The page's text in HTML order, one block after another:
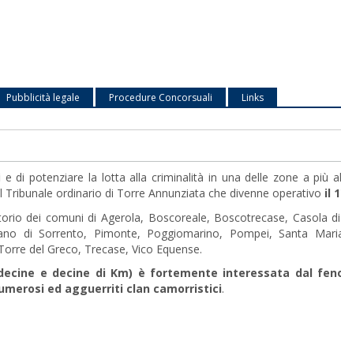
Pubblicità legale Procedure Concorsuali
Links
di potenziare la lotta alla criminalità in una delle zone a più
ordinario di Torre Annunziata che divenne operativo il
dei comuni di Agerola, Boscoreale, Boscotrecase, Casola
di Sorrento, Pimonte, Poggiomarino, Pompei, Santa
del Greco, Trecase, Vico Equense.
e decine di Km) è fortemente interessata dal
ed agguerriti clan camorristici.